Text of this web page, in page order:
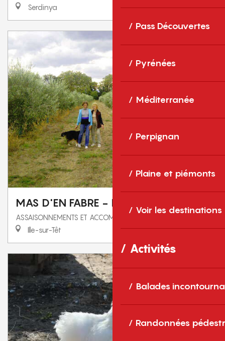
Pass Découvertes
Pyrénées
Méditerranée
Perpignan
Plaine et piémonts
Voir les destinations
Activités
Balades
Randonnées
Serdinya
MAS D'EN FABRE - HUILE DES ORGUES
ASSAISONNEMENTS ET ACCOMPAGNEMENTS
Ille-sur-Têt